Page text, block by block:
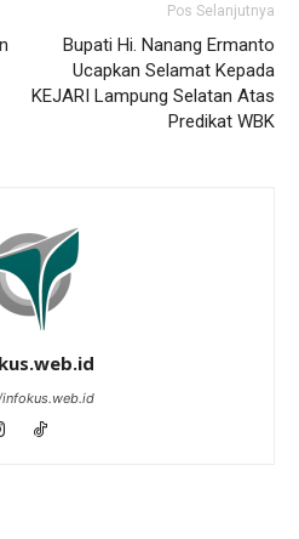
Pos Selanjutnya
Bupati Hi. Nanang Ermanto
Ucapkan Selamat Kepada
KEJARI Lampung Selatan Atas
Predikat WBK